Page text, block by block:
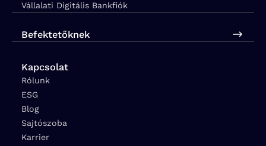
Vállalati Digitális Bankfiók
Befektetőknek
Kapcsolat
Rólunk
ESG
Blog
Sajtószoba
Karrier